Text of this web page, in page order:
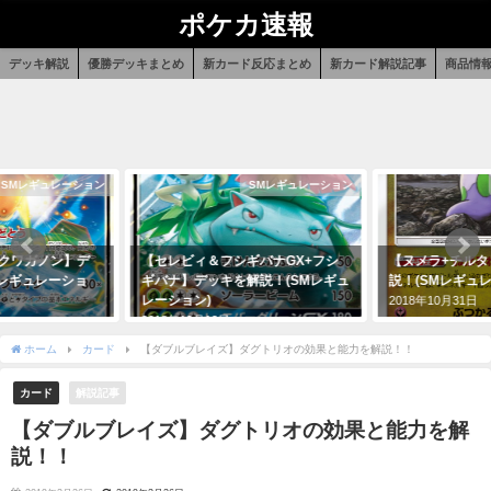
ポケカ速報
デッキ解説 優勝デッキまとめ 新カード反応まとめ 新カード解説記事 商品情
レーション
ン】デ
ーショ
SMレギュレーション
【セレビィ＆フシギバナGX+フシ
ギバナ】デッキを解説！(SMレギュ
レーション)
2018年12月12日
SM
【ヌメラ+チルタリス
説！(SMレギュレーシ
2018年10月31日
ホーム カード 【ダブルブレイズ】ダグトリオの効果と能力を解説！！
カード 解説記事
【ダブルブレイズ】ダグトリオの効果と能力を解
説！！